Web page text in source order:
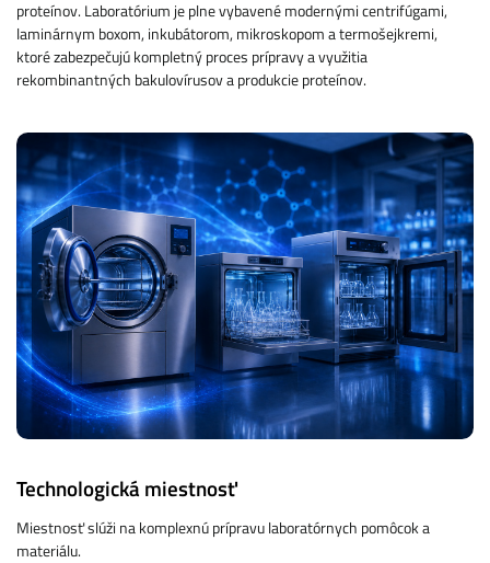
proteínov. Laboratórium je plne vybavené modernými centrifúgami,
laminárnym boxom, inkubátorom, mikroskopom a termošejkremi,
ktoré zabezpečujú kompletný proces prípravy a využitia
rekombinantných bakulovírusov a produkcie proteínov.
Technologická miestnosť
Miestnosť slúži na komplexnú prípravu laboratórnych pomôcok a
materiálu.